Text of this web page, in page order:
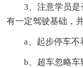
3、注意学员
有一定驾驶基础，
a、起步停车不
b、超车忽略车